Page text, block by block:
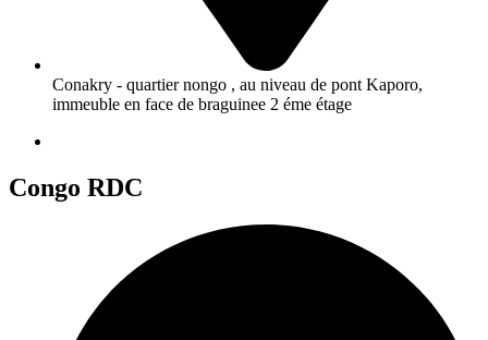
Conakry - quartier nongo , au niveau de pont Kaporo,
immeuble en face de braguinee 2 éme étage
Congo RDC